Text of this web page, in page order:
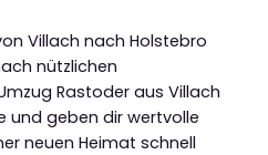
Villach nach Holstebro
nützlichen
Rastoder aus Villach
und geben dir wertvolle
neuen Heimat schnell